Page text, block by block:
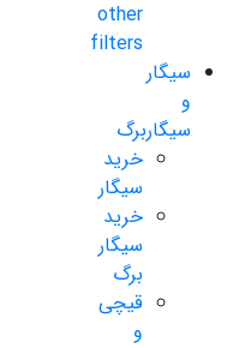
other
filters
سیگار
و
سیگاربرگ
خرید
سیگار
خرید
سیگار
برگ
قیچی
و